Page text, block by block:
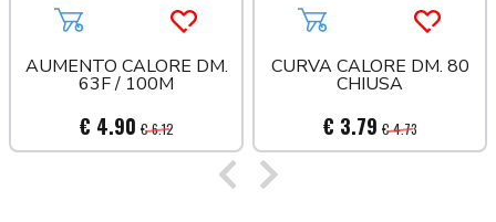
Aggiungi al carrelloAcquista più tardi
AUMENTO CALORE DM.
63F / 100M
€ 4.90 € 6.12
Aggiungi al carrello
CURVA CALORE DM. 80
CHIUSA
€ 3.79 € 4.73